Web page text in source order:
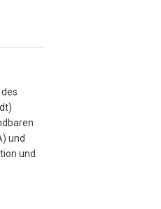
und
und